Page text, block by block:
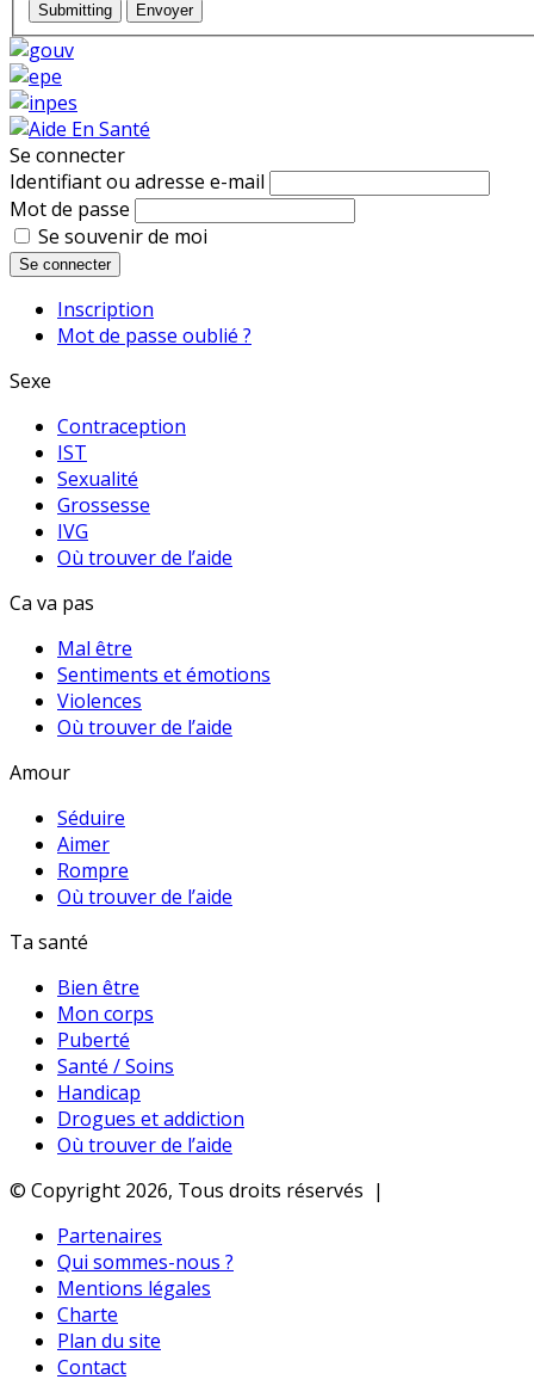
Submitting Envoyer
Se connecter
Identifiant ou adresse e-mail
Mot de passe
Se souvenir de moi
Se connecter
Inscription
Mot de passe oublié ?
Sexe
Contraception
IST
Sexualité
Grossesse
IVG
Où trouver de l’aide
Ca va pas
Mal être
Sentiments et émotions
Violences
Où trouver de l’aide
Amour
Séduire
Aimer
Rompre
Où trouver de l’aide
Ta santé
Bien être
Mon corps
Puberté
Santé / Soins
Handicap
Drogues et addiction
Où trouver de l’aide
© Copyright 2026, Tous droits réservés |
Partenaires
Qui sommes-nous ?
Mentions légales
Charte
Plan du site
Contact